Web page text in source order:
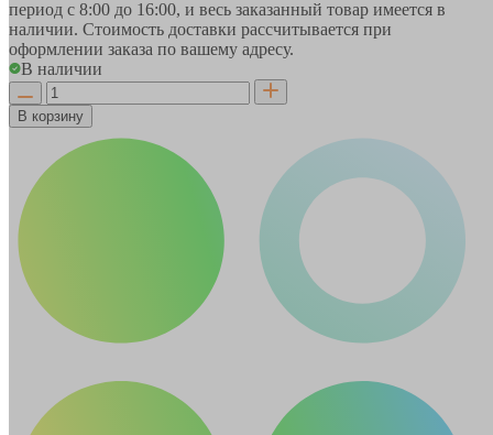
период с 8:00 до 16:00, и весь заказанный товар имеется в
наличии. Стоимость доставки рассчитывается при
оформлении заказа по вашему адресу.
В наличии
В корзину